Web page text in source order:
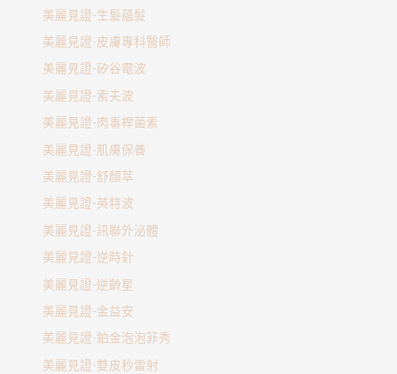
美麗見證-生髮蘊髮
美麗見證-皮膚專科醫師
美麗見證-矽谷電波
美麗見證-索夫波
美麗見證-肉毒桿菌素
美麗見證-肌膚保養
美麗見證-舒顏萃
美麗見證-英特波
美麗見證-訊聯外泌體
美麗見證-逆時針
美麗見證-逆齡星
美麗見證-金益安
美麗見證-鉑金泡泡菲秀
美麗見證-雙皮秒雷射